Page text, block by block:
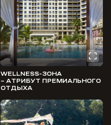
WELLNESS-ЗОНА
– АТРИБУТ ПРЕМИАЛЬНОГО
ОТДЫХА